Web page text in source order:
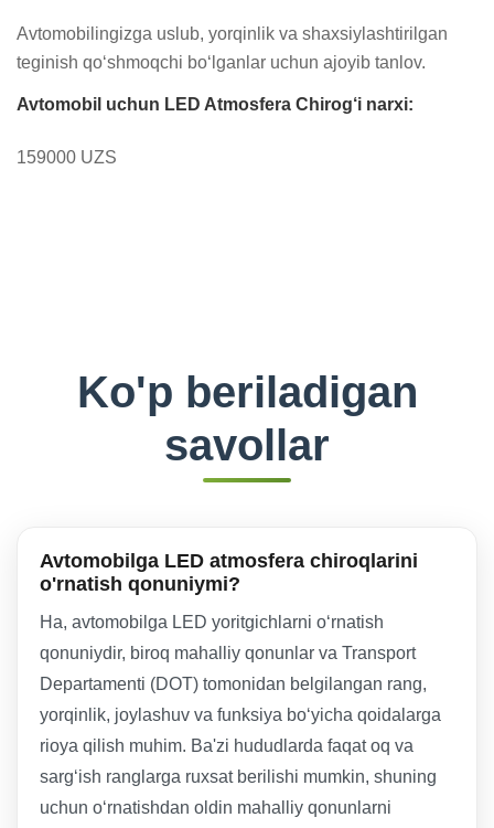
Avtomobilingizga uslub, yorqinlik va shaxsiylashtirilgan
teginish qo‘shmoqchi bo‘lganlar uchun ajoyib tanlov.
Avtomobil uchun LED Atmosfera Chirog‘i narxi:
159000 UZS
Ko'p beriladigan
savollar
Avtomobilga LED atmosfera chiroqlarini
o'rnatish qonuniymi?
Ha, avtomobilga LED yoritgichlarni o‘rnatish
qonuniydir, biroq mahalliy qonunlar va Transport
Departamenti (DOT) tomonidan belgilangan rang,
yorqinlik, joylashuv va funksiya bo‘yicha qoidalarga
rioya qilish muhim. Ba'zi hududlarda faqat oq va
sarg‘ish ranglarga ruxsat berilishi mumkin, shuning
uchun o‘rnatishdan oldin mahalliy qonunlarni